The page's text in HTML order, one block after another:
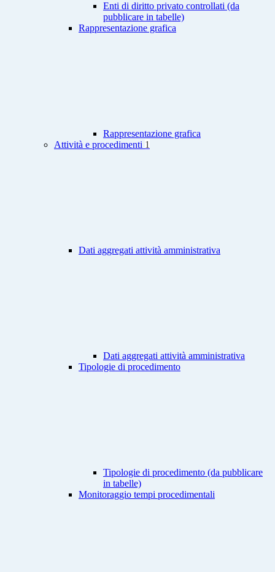
Enti di diritto privato controllati (da
pubblicare in tabelle)
Rappresentazione grafica
Rappresentazione grafica
Attività e procedimenti 1
Dati aggregati attività amministrativa
Dati aggregati attività amministrativa
Tipologie di procedimento
Tipologie di procedimento (da pubblicare
in tabelle)
Monitoraggio tempi procedimentali